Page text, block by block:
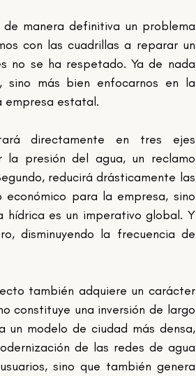
manera definitiva un problema
con las cuadrillas a reparar un
no se ha respetado. Ya de nada
sino más bien enfocarnos en la
empresa estatal.
directamente en tres ejes
la presión del agua, un reclamo
reducirá drásticamente las
para la empresa, sino
hídrica es un imperativo global. Y
disminuyendo la frecuencia de
también adquiere un carácter
constituye una inversión de largo
un modelo de ciudad más densa,
de las redes de agua
sino que también genera